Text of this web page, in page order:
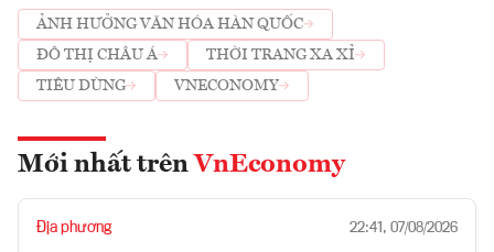
ẢNH HƯỞNG VĂN HÓA HÀN QUỐC
ĐÔ THỊ CHÂU Á
THỜI TRANG XA XỈ
TIÊU DÙNG
VNECONOMY
Mới nhất trên VnEconomy
Địa phương 22:41, 07/08/2026